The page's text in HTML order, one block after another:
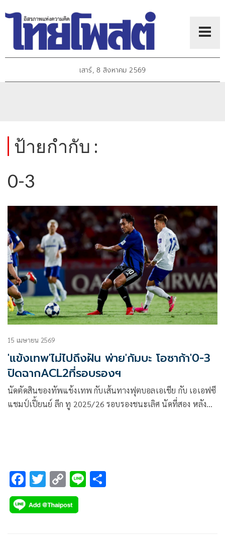
เสาร์, 8 สิงหาคม 2569
ป้ายกำกับ :
0-3
15 เมษายน 2569
'แข้งเทพ'ไม่ไปถึงฝัน พ่าย'กัมบะ โอซาก้า'0-3
ปิดฉากACL2ที่รอบรองฯ
นัดตัดสินของทัพแข้งเทพ กับเส้นทางฟุตบอลเอเชีย กับ เอเอฟซี
แชมป์เปี้ยนย์ ลีก ทู 2025/26 รอบรองชนะเลิศ นัดที่สอง หลัง
F
ac
e
T
wi
tt
C
o
p
Li